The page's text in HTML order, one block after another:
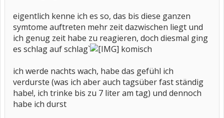
eigentlich kenne ich es so, das bis diese ganzen
symtome auftreten mehr zeit dazwischen liegt und
ich genug zeit habe zu reagieren, doch diesmal ging
es schlag auf schlag`
komisch
ich werde nachts wach, habe das gefühl ich
verdurste (was ich aber auch tagsüber fast ständig
habe!, ich trinke bis zu 7 liter am tag) und dennoch
habe ich durst